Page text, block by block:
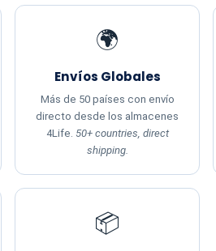
🌍
Envíos Globales
Más de 50 países con envío
directo desde los almacenes
4Life. 50+ countries, direct
shipping.
📦